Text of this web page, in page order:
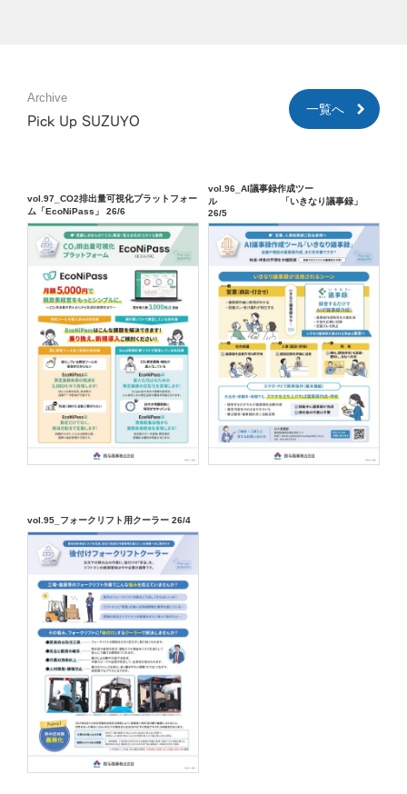
Archive
Pick Up SUZUYO
一覧へ
vol.97_CO2排出量可視化プラットフォー
ム「EcoNiPass」 26/6
vol.96_AI議事録作成ツー
ル 「いきなり議事録」
26/5
vol.95_フォークリフト用クーラー 26/4